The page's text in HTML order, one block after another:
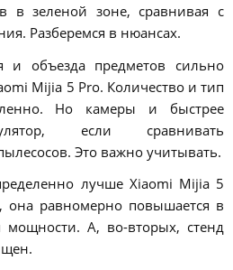
в зеленой зоне, сравнивая с
Разберемся в нюансах.
и объезда предметов сильно
Mijia 5 Pro. Количество и тип
Но камеры и быстрее
если сравнивать
Это важно учитывать.
лучше Xiaomi Mijia 5
она равномерно повышается в
мощности. А, во-вторых, стенд